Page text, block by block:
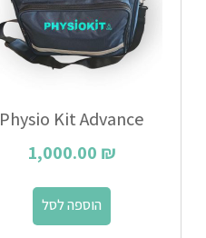
Physio Kit Advance
1,000.00 ₪
הוספה לסל